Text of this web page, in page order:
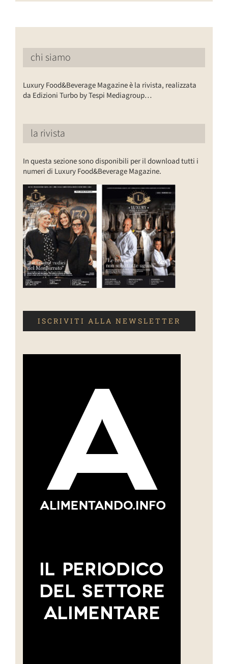
chi siamo
Luxury Food&Beverage Magazine è la rivista, realizzata
da Edizioni Turbo by Tespi Mediagroup…
la rivista
In questa sezione sono disponibili per il download tutti i
numeri di Luxury Food&Beverage Magazine.
ISCRIVITI ALLA NEWSLETTER